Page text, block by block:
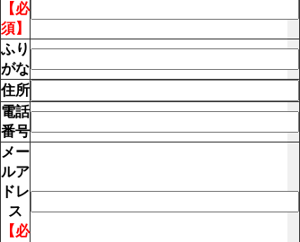
【必
須】
ふり
がな
住所
電話
番号
メー
ルア
ドレ
ス
【必